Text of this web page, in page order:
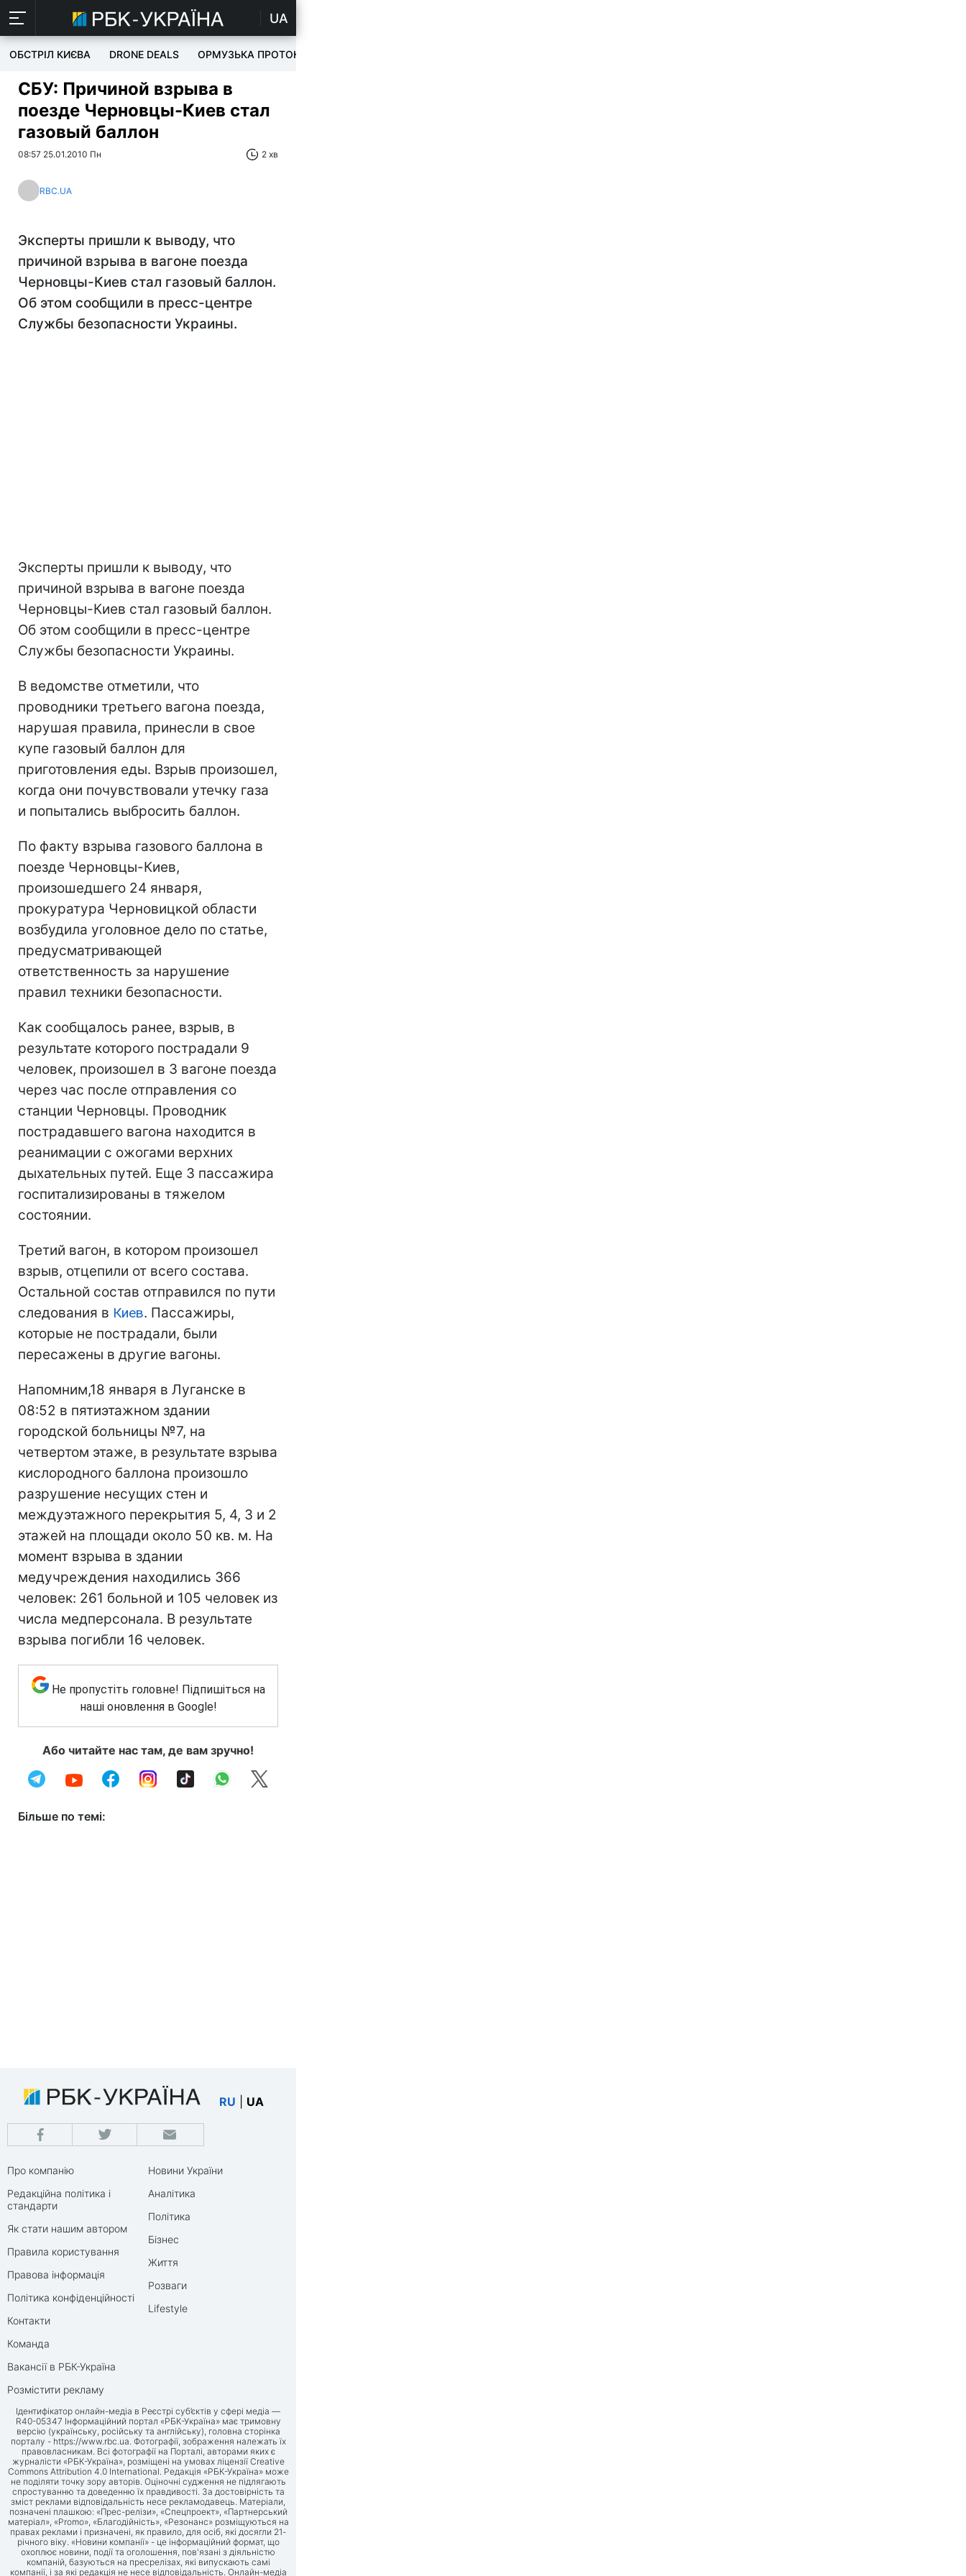
UA
ОБСТРІЛ КИЄВА DRONE DEALS ОРМУЗЬКА ПРОТОКА
СБУ: Причиной взрыва в
поезде Черновцы-Киев стал
газовый баллон
08:57 25.01.2010 Пн 2 хв
RBC.UA
Эксперты пришли к выводу, что
причиной взрыва в вагоне поезда
Черновцы-Киев стал газовый баллон.
Об этом сообщили в пресс-центре
Службы безопасности Украины.
Эксперты пришли к выводу, что
причиной взрыва в вагоне поезда
Черновцы-Киев стал газовый баллон.
Об этом сообщили в пресс-центре
Службы безопасности Украины.
В ведомстве отметили, что
проводники третьего вагона поезда,
нарушая правила, принесли в свое
купе газовый баллон для
приготовления еды. Взрыв произошел,
когда они почувствовали утечку газа
и попытались выбросить баллон.
По факту взрыва газового баллона в
поезде Черновцы-Киев,
произошедшего 24 января,
прокуратура Черновицкой области
возбудила уголовное дело по статье,
предусматривающей
ответственность за нарушение
правил техники безопасности.
Как сообщалось ранее, взрыв, в
результате которого пострадали 9
человек, произошел в 3 вагоне поезда
через час после отправления со
станции Черновцы. Проводник
пострадавшего вагона находится в
реанимации с ожогами верхних
дыхательных путей. Еще 3 пассажира
госпитализированы в тяжелом
состоянии.
Третий вагон, в котором произошел
взрыв, отцепили от всего состава.
Остальной состав отправился по пути
следования в Киев. Пассажиры,
которые не пострадали, были
пересажены в другие вагоны.
Напомним,18 января в Луганске в
08:52 в пятиэтажном здании
городской больницы №7, на
четвертом этаже, в результате взрыва
кислородного баллона произошло
разрушение несущих стен и
междуэтажного перекрытия 5, 4, 3 и 2
этажей на площади около 50 кв. м. На
момент взрыва в здании
медучреждения находились 366
человек: 261 больной и 105 человек из
числа медперсонала. В результате
взрыва погибли 16 человек.
Не пропустіть головне! Підпишіться на
наші оновлення в Google!
Або читайте нас там, де вам зручно!
Більше по темі:
RU UA
Про компанію
Редакційна політика і
стандарти
Як стати нашим автором
Правила користування
Правова інформація
Політика конфіденційності
Контакти
Команда
Вакансії в РБК-Україна
Розмістити рекламу
Новини України
Аналітика
Політика
Бізнес
Життя
Розваги
Lifestyle
Ідентифікатор онлайн-медіа в Реєстрі суб’єктів у сфері медіа —
R40-05347 Інформаційний портал «РБК-Україна» має тримовну
версію (українську, російську та англійську), головна сторінка
порталу - https://www.rbc.ua. Фотографії, зображення належать їх
правовласникам. Всі фотографії на Порталі, авторами яких є
журналісти «РБК-Україна», розміщені на умовах ліцензії Creative
Commons Attribution 4.0 International. Редакція «РБК-Україна» може
не поділяти точку зору авторів. Оціночні судження не підлягають
спростуванню та доведенню їх правдивості. За достовірність та
зміст реклами відповідальність несе рекламодавець. Матеріали,
позначені плашкою: «Прес-релізи», «Спецпроект», «Партнерський
матеріал», «Promo», «Благодійність», «Резонанс» розміщуються на
правах реклами і призначені, як правило, для осіб, які досягли 21-
річного віку. «Новини компанії» - це інформаційний формат, що
охоплює новини, події та оголошення, пов'язані з діяльністю
компаній, базуються на пресрелізах, які випускають самі
компанії, і за які редакція не несе відповідальність. Онлайн-медіа